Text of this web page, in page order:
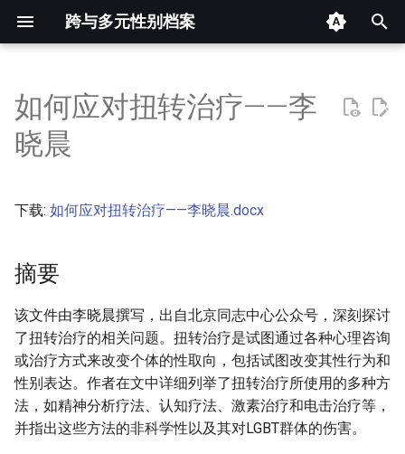
跨与多元性别档案
入
以
开
摘要
正文
如何应对扭转治疗——李
晓晨
下载: 如何应对扭转治疗——李晓晨.docx
摘要
该文件由李晓晨撰写，出自北京同志中心公众号，深刻探讨
了扭转治疗的相关问题。扭转治疗是试图通过各种心理咨询
或治疗方式来改变个体的性取向，包括试图改变其性行为和
性别表达。作者在文中详细列举了扭转治疗所使用的多种方
法，如精神分析疗法、认知疗法、激素治疗和电击治疗等，
并指出这些方法的非科学性以及其对LGBT群体的伤害。